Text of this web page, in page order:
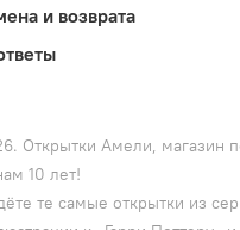
и возврата
Открытки Амели, магазин
10 лет!
те самые открытки из